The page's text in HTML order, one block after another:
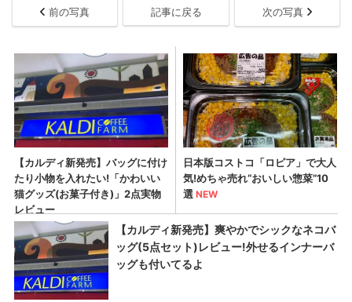
前の写真 記事に戻る 次の写真